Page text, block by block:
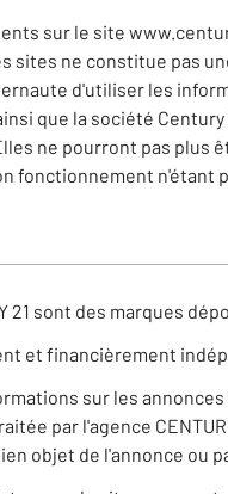
sur le site
ne constitue pas
d'utiliser les
ainsi que la société
ne pourront pas plus
fonctionnement n'étant
21 sont des marques
et financièrement
sur les
par l'agence
objet de l'annonce ou